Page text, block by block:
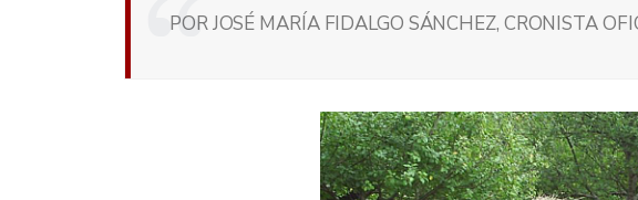
POR JOSÉ MARÍA FIDALGO SÁNCHEZ, CRONISTA